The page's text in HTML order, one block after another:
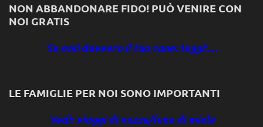
NON ABBANDONARE FIDO! PUÒ VENIRE CON
NOI GRATIS
Se ami davvero il tuo cane: leggi:…
LE FAMIGLIE PER NOI SONO IMPORTANTI
Vedi: viaggi di nozze/lune di miele